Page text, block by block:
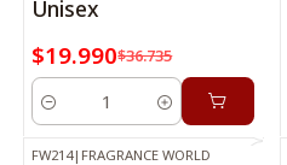
Unisex
$19.990$36.735
Cantidad
FW214| FRAGRANCE WORLD